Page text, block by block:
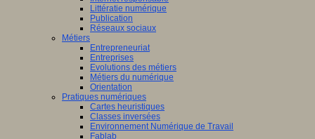
Littératie numérique
Publication
Réseaux sociaux
Métiers
Entrepreneuriat
Entreprises
Evolutions des métiers
Métiers du numérique
Orientation
Pratiques numériques
Cartes heuristiques
Classes inversées
Environnement Numérique de Travail
Fablab